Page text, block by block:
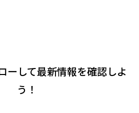
ーして最新情報を確認しよ
う！